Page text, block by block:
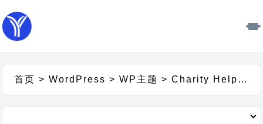
首页 >WordPress >WP主题 >Charity Help Lite主题汉化包